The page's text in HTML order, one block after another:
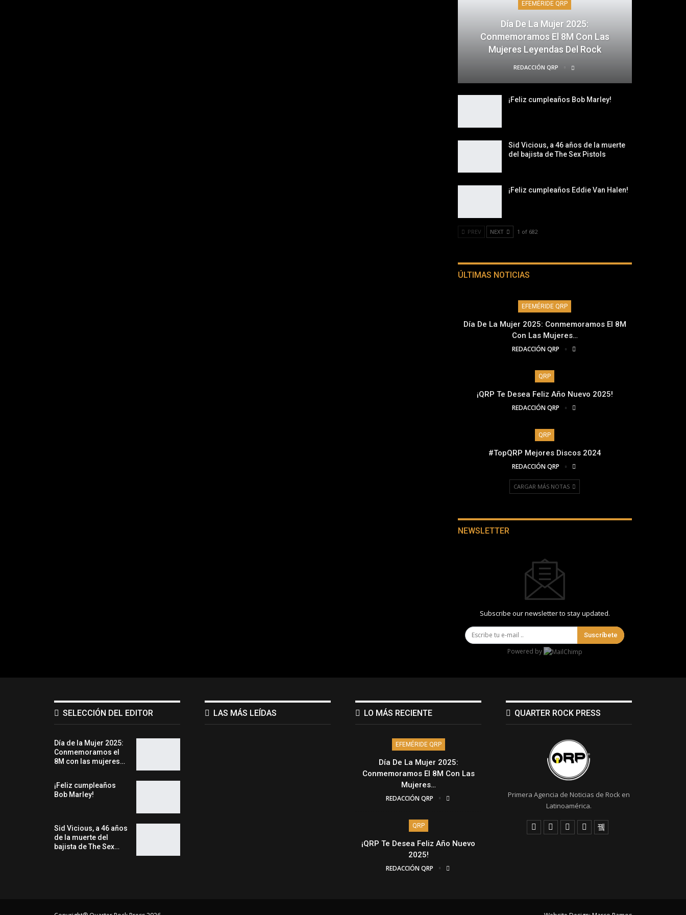
EFEMÉRIDE QRP
Día De La Mujer 2025:
Conmemoramos El 8M Con Las
Mujeres Leyendas Del Rock
REDACCIÓN QRP
¡Feliz cumpleaños Bob Marley!
Sid Vicious, a 46 años de la muerte
del bajista de The Sex Pistols
¡Feliz cumpleaños Eddie Van Halen!
PREV NEXT 1 of 682
ÚLTIMAS NOTICIAS
EFEMÉRIDE QRP
Día De La Mujer 2025: Conmemoramos El 8M
Con Las Mujeres…
REDACCIÓN QRP
QRP
¡QRP Te Desea Feliz Año Nuevo 2025!
REDACCIÓN QRP
QRP
#TopQRP Mejores Discos 2024
REDACCIÓN QRP
CARGAR MÁS NOTAS
NEWSLETTER
Subscribe our newsletter to stay updated.
Suscríbete
Powered by
SELECCIÓN DEL EDITOR
Día de la Mujer 2025:
Conmemoramos el
8M con las mujeres…
¡Feliz cumpleaños
Bob Marley!
Sid Vicious, a 46 años
de la muerte del
bajista de The Sex…
LAS MÁS LEÍDAS LO MÁS RECIENTE
EFEMÉRIDE QRP
Día De La Mujer 2025:
Conmemoramos El 8M Con Las
Mujeres…
REDACCIÓN QRP
QRP
¡QRP Te Desea Feliz Año Nuevo
2025!
REDACCIÓN QRP
QUARTER ROCK PRESS
Primera Agencia de Noticias de Rock en
Latinoamérica.